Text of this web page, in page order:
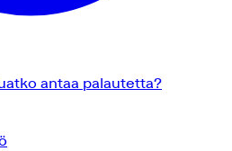
antaa palautetta?